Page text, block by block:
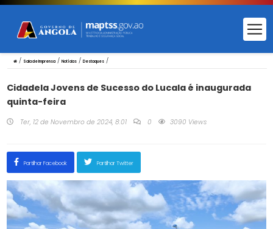
/ Sala de Imprensa/ Notícias/ Destaques/
Cidadela Jovens de Sucesso do Lucala é inaugurada
quinta-feira
Ter, 12 de Novembro de 2024, 8:01 0 3090 Views
Partilhar Facebook Partilhar Twitter